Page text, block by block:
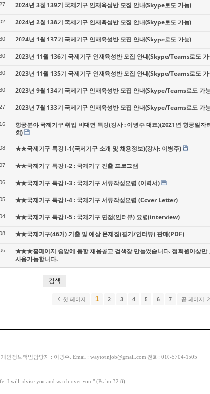
2024년 3월 139기 국제기구 인재육성반 모집 안내(Skype로도 가능)
2024년 2월 138기 국제기구 인재육성반 모집 안내(Skype로도 가능)
2024년 1월 137기 국제기구 인재육성반 모집 안내(Skype로도 가능)
2023년 11월 136기 국제기구 인재육성반 모집 안내(Skype/Teams로도 가
2023년 11월 135기 국제기구 인재육성반 모집 안내(Skype/Teams로도 가
2023년 9월 134기 국제기구 인재육성반 모집 안내(Skype/Teams로도 가
2023년 7월 133기 국제기구 인재육성반 모집 안내(Skype/Teams로도 가
항공분야 국제기구 취업 비대면 특강(강사 : 이병주 대표)(2021년 항공일자
회)
★★국제기구 특강 I-1(국제기구 소개 및 채용정보)(강사: 이병주)
★★국제기구 특강 I-2 : 국제기구 진출 프로그램
★★국제기구 특강 I-3 : 국제기구 서류작성요령 (이력서)
★★국제기구 특강 I-4 : 국제기구 서류작성요령 (Cover Letter)
★★국제기구 특강 I-5 : 국제기구 면접(인터뷰) 요령(interview)
★★국제기구(46개) 기출 및 예상 문제집(필기/인터뷰) 판매(PDF)
★★★홈페이지 중앙에 통합 채용공고 검색창 만들었습니다. 정회원이상만
사용가능합니다.
검색
첫 페이지 1 2 3 4 5 6 7 끝 페이지
인정보책임담당자 : 이병주. Email : waytounjob@gmail.com 전화: 010-5704-1505
I will advise you and watch over you." (Psalm 32:8)